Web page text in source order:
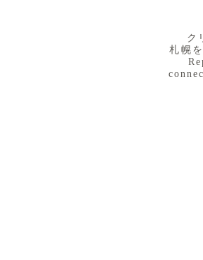
ク
札幌